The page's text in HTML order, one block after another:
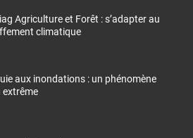
Agriculture et Forêt : s’adapter au
climatique
aux inondations : un phénomène
extrême